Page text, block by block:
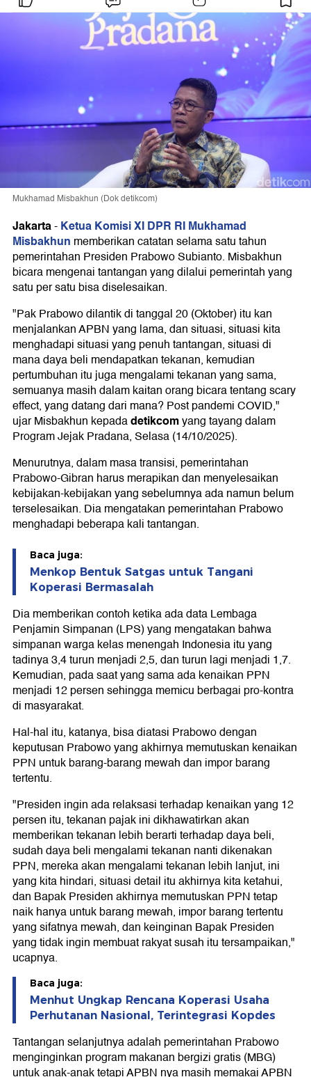
Mukhamad Misbakhun (Dok detikcom)
Jakarta-Ketua Komisi XI DPR RI Mukhamad
Misbakhun memberikan catatan selama satu tahun
pemerintahan Presiden Prabowo Subianto. Misbakhun
bicara mengenai tantangan yang dilalui pemerintah yang
satu per satu bisa diselesaikan.
"Pak Prabowo dilantik di tanggal 20 (Oktober) itu kan
menjalankan APBN yang lama, dan situasi, situasi kita
menghadapi situasi yang penuh tantangan, situasi di
mana daya beli mendapatkan tekanan, kemudian
pertumbuhan itu juga mengalami tekanan yang sama,
semuanya masih dalam kaitan orang bicara tentang scary
effect, yang datang dari mana? Post pandemi COVID,"
ujar Misbakhun kepadadetikcomyang tayang dalam
Program Jejak Pradana, Selasa (14/10/2025).
Menurutnya, dalam masa transisi, pemerintahan
Prabowo-Gibran harus merapikan dan menyelesaikan
kebijakan-kebijakan yang sebelumnya ada namun belum
terselesaikan. Dia mengatakan pemerintahan Prabowo
menghadapi beberapa kali tantangan.
Baca juga:
Menkop Bentuk Satgas untuk Tangani
Koperasi Bermasalah
Dia memberikan contoh ketika ada data Lembaga
Penjamin Simpanan (LPS) yang mengatakan bahwa
simpanan warga kelas menengah Indonesia itu yang
tadinya 3,4 turun menjadi 2,5, dan turun lagi menjadi 1,7.
Kemudian, pada saat yang sama ada kenaikan PPN
menjadi 12 persen sehingga memicu berbagai pro-kontra
di masyarakat.
Hal-hal itu, katanya, bisa diatasi Prabowo dengan
keputusan Prabowo yang akhirnya memutuskan kenaikan
PPN untuk barang-barang mewah dan impor barang
tertentu.
"Presiden ingin ada relaksasi terhadap kenaikan yang 12
persen itu, tekanan pajak ini dikhawatirkan akan
memberikan tekanan lebih berarti terhadap daya beli,
sudah daya beli mengalami tekanan nanti dikenakan
PPN, mereka akan mengalami tekanan lebih lanjut, ini
yang kita hindari, situasi detail itu akhirnya kita ketahui,
dan Bapak Presiden akhirnya memutuskan PPN tetap
naik hanya untuk barang mewah, impor barang tertentu
yang sifatnya mewah, dan keinginan Bapak Presiden
yang tidak ingin membuat rakyat susah itu tersampaikan,"
ucapnya.
Baca juga:
Menhut Ungkap Rencana Koperasi Usaha
Perhutanan Nasional, Terintegrasi Kopdes
Tantangan selanjutnya adalah pemerintahan Prabowo
menginginkan program makanan bergizi gratis (MBG)
untuk anak-anak tetapi APBN nya masih memakai APBN